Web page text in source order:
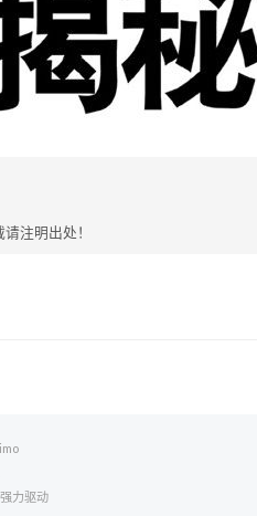
注明出处！
强力驱动